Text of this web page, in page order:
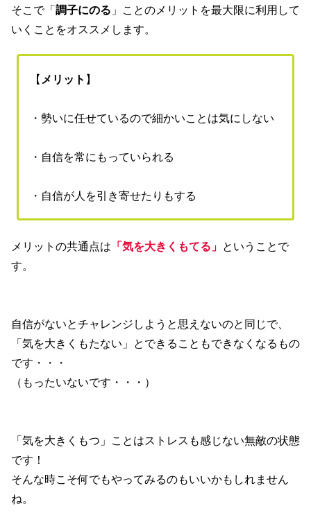
そこで「調子にのる 」ことのメリットを最大限に利用して
いくことをオススメします。
【メリット 】
・勢いに任せているので細かいことは気にしない
・自信を常にもっていられる
・自信が人を引き寄せたりもする
メリットの共通点は 「気を大きくもてる」 ということで
す。
自信がないとチャレンジしようと思えないのと同じで、
「気を大きくもたない」とできることもできなくなるもの
です・・・
（もったいないです・・・）
「気を大きくもつ」ことはストレスも感じない無敵の状態
です！
そんな時こそ何でもやってみるのもいいかもしれません
ね。